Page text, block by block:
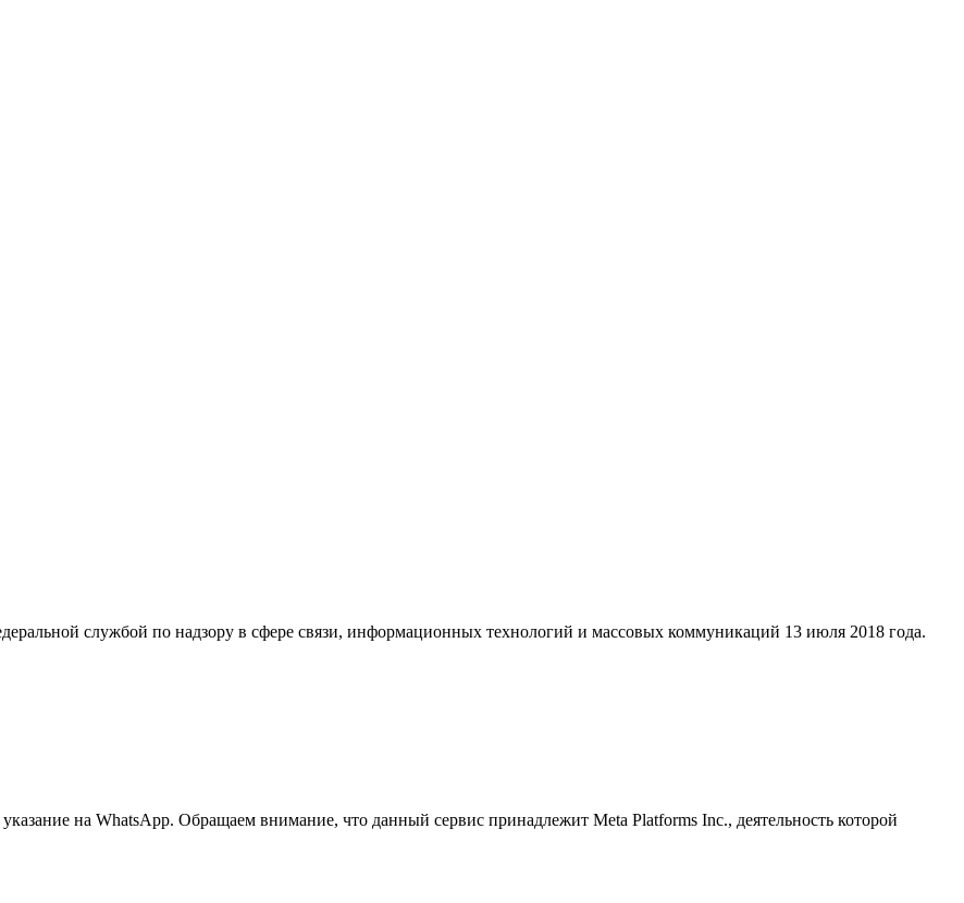
службой по надзору в сфере связи, информационных технологий и массовых коммуникаций 13 июля 2018 года.
на WhatsApp. Обращаем внимание, что данный сервис принадлежит Meta Platforms Inc., деятельность которой